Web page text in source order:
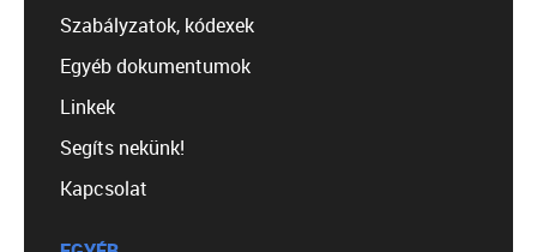
Szabályzatok, kódexek
Egyéb dokumentumok
Linkek
Segíts nekünk!
Kapcsolat